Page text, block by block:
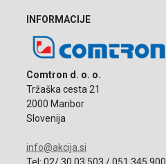
INFORMACIJE
Comtron d. o. o.
Tržaška cesta 21
2000 Maribor
Slovenija
info@akcija.si